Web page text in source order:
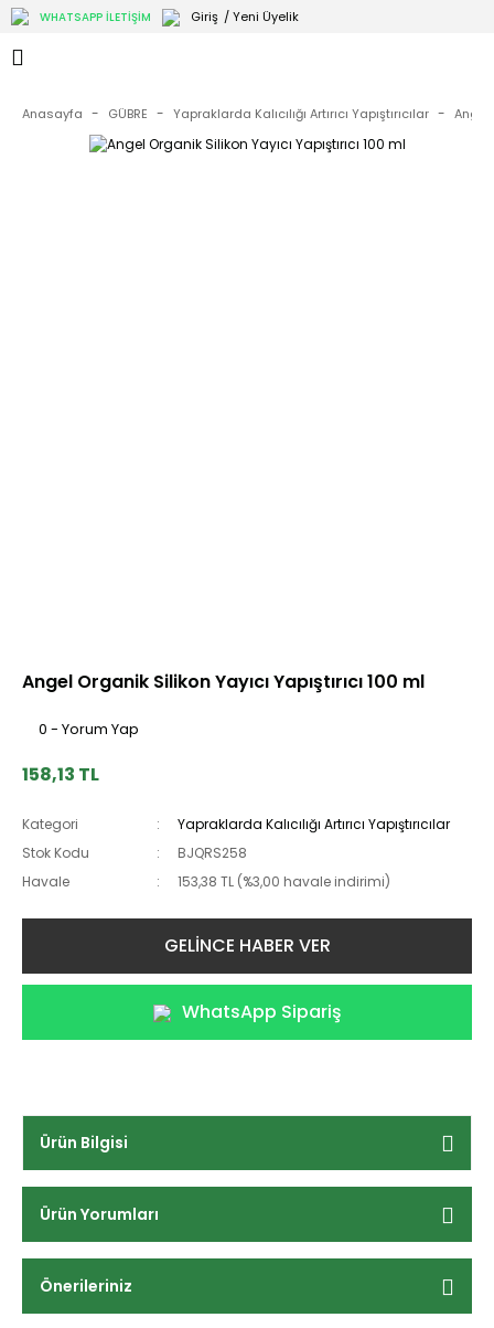
WHATSAPP İLETİŞİM Giriş / Yeni Üyelik
Anasayfa GÜBRE Yapraklarda Kalıcılığı Artırıcı Yapıştırıcılar Angel
Angel Organik Silikon Yayıcı Yapıştırıcı 100 ml
0 - Yorum Yap
158,13 TL
Kategori
Yapraklarda Kalıcılığı Artırıcı Yapıştırıcılar
Stok Kodu
BJQRS258
Havale
153,38 TL (%3,00 havale indirimi)
GELİNCE HABER VER
WhatsApp Sipariş
Ürün Bilgisi
Ürün Yorumları
Önerileriniz